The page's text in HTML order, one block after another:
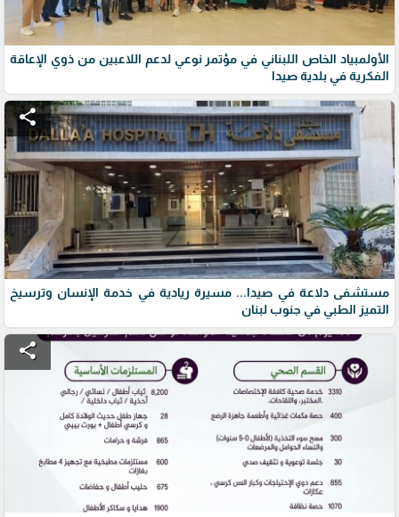
الأولمبياد الخاص اللبناني في مؤتمر نوعي لدعم اللاعبين من ذوي الإعاقة
الفكرية في بلدية صيدا
share
مستشفى دلاعة في صيدا... مسيرة ريادية في خدمة الإنسان وترسيخ
التميز الطبي في جنوب لبنان
share